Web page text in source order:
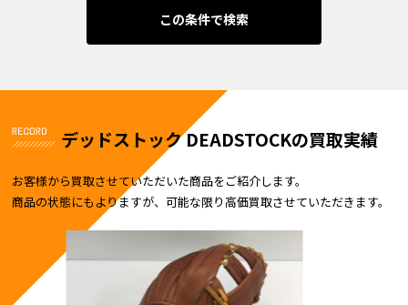
この条件で検索
デッドストック DEADSTOCKの買取実績
お客様から買取させていただいた商品をご紹介します。
商品の状態にもよりますが、可能な限り高価買取させていただきます。